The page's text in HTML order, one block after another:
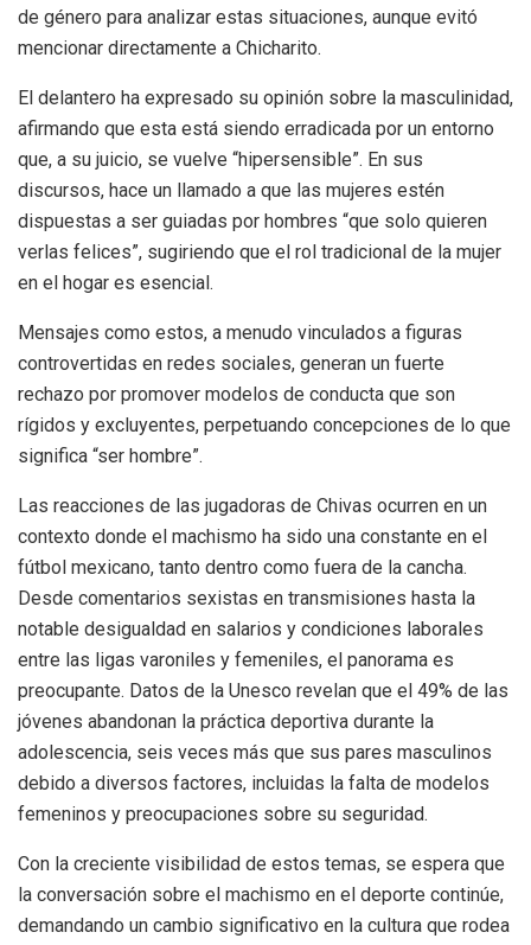
de género para analizar estas situaciones, aunque evitó
mencionar directamente a Chicharito.
El delantero ha expresado su opinión sobre la masculinidad,
afirmando que esta está siendo erradicada por un entorno
que, a su juicio, se vuelve “hipersensible”. En sus
discursos, hace un llamado a que las mujeres estén
dispuestas a ser guiadas por hombres “que solo quieren
verlas felices”, sugiriendo que el rol tradicional de la mujer
en el hogar es esencial.
Mensajes como estos, a menudo vinculados a figuras
controvertidas en redes sociales, generan un fuerte
rechazo por promover modelos de conducta que son
rígidos y excluyentes, perpetuando concepciones de lo que
significa “ser hombre”.
Las reacciones de las jugadoras de Chivas ocurren en un
contexto donde el machismo ha sido una constante en el
fútbol mexicano, tanto dentro como fuera de la cancha.
Desde comentarios sexistas en transmisiones hasta la
notable desigualdad en salarios y condiciones laborales
entre las ligas varoniles y femeniles, el panorama es
preocupante. Datos de la Unesco revelan que el 49% de las
jóvenes abandonan la práctica deportiva durante la
adolescencia, seis veces más que sus pares masculinos
debido a diversos factores, incluidas la falta de modelos
femeninos y preocupaciones sobre su seguridad.
Con la creciente visibilidad de estos temas, se espera que
la conversación sobre el machismo en el deporte continúe,
demandando un cambio significativo en la cultura que rodea